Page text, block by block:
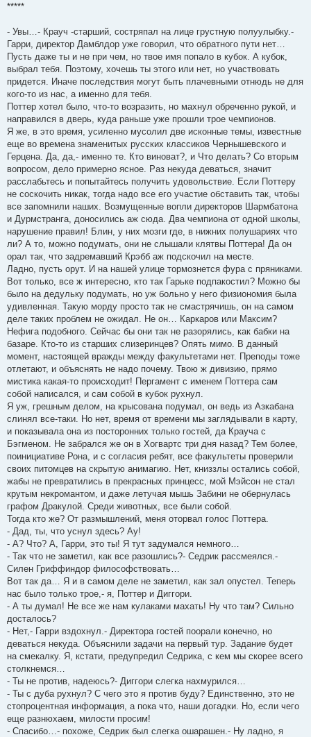
*****
- Увы…- Крауч -старший, состряпал на лице грустную полуулыбку.-
Гарри, директор Дамблдор уже говорил, что обратного пути нет…
Пусть даже ты и не при чем, но твое имя попало в кубок. А кубок,
выбрал тебя. Поэтому, хочешь ты этого или нет, но участвовать
придется. Иначе последствия могут быть плачевными отнюдь не для
кого-то из нас, а именно для тебя.
Поттер хотел было, что-то возразить, но махнул обреченно рукой, и
направился в дверь, куда раньше уже прошли трое чемпионов.
Я же, в это время, усиленно мусолил две исконные темы, известные
еще во времена знаменитых русских классиков Чернышевского и
Герцена. Да, да,- именно те. Кто виноват?, и Что делать? Со вторым
вопросом, дело примерно ясное. Раз некуда деваться, значит
расслабьтесь и попытайтесь получить удовольствие. Если Поттеру
не соскочить никак, тогда надо все его участие обставить так, чтобы
все запомнили наших. Возмущенные вопли директоров Шармбатона
и Дурмстранга, доносились аж сюда. Два чемпиона от одной школы,
нарушение правил! Блин, у них мозги где, в нижних полушариях что
ли? А то, можно подумать, они не слышали клятвы Поттера! Да он
орал так, что задремавший Крэбб аж подскочил на месте.
Ладно, пусть орут. И на нашей улице тормознется фура с пряниками.
Вот только, все ж интересно, кто так Гарьке подпакостил? Можно бы
было на дедульку подумать, но уж больно у него физиономия была
удивленная. Такую морду просто так не смастрячишь, он на самом
деле таких проблем не ожидал. Не он… Каркаров или Максим?
Нефига подобного. Сейчас бы они так не разорялись, как бабки на
базаре. Кто-то из старших слизеринцев? Опять мимо. В данный
момент, настоящей вражды между факультетами нет. Преподы тоже
отлетают, и объяснять не надо почему. Твою ж дивизию, прямо
мистика какая-то происходит! Пергамент с именем Поттера сам
собой написался, и сам собой в кубок рухнул.
Я уж, грешным делом, на крысована подумал, он ведь из Азкабана
слинял все-таки. Но нет, время от времени мы заглядывали в карту,
и показывала она из посторонних только гостей, да Крауча с
Бэгменом. Не забрался же он в Хогвартс три дня назад? Тем более,
поинициативе Рона, и с согласия ребят, все факультеты проверили
своих питомцев на скрытую анимагию. Нет, книззлы остались собой,
жабы не превратились в прекрасных принцесс, мой Мэйсон не стал
крутым некромантом, и даже летучая мышь Забини не обернулась
графом Дракулой. Среди животных, все были собой.
Тогда кто же? От размышлений, меня оторвал голос Поттера.
- Дад, ты, что уснул здесь? Ау!
- А? Что? А, Гарри, это ты! Я тут задумался немного…
- Так что не заметил, как все разошлись?- Седрик рассмеялся.-
Силен Гриффиндор философствовать…
Вот так да… Я и в самом деле не заметил, как зал опустел. Теперь
нас было только трое,- я, Поттер и Диггори.
- А ты думал! Не все же нам кулаками махать! Ну что там? Сильно
досталось?
- Нет,- Гарри вздохнул.- Директора гостей поорали конечно, но
деваться некуда. Объяснили задачи на первый тур. Задание будет
на смекалку. Я, кстати, предупредил Седрика, с кем мы скорее всего
столкнемся…
- Ты не против, надеюсь?- Диггори слегка нахмурился…
- Ты с дуба рухнул? С чего это я против буду? Единственно, это не
стопроцентная информация, а пока что, наши догадки. Но, если чего
еще разнюхаем, милости просим!
- Спасибо…- похоже, Седрик был слегка ошарашен.- Ну ладно, я